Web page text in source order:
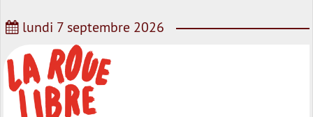
lundi 7 septembre 2026